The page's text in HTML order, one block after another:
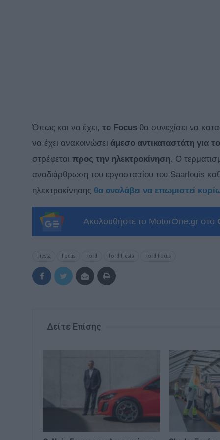
Όπως και να έχει, το Focus θα συνεχίσει να
να έχει ανακοινώσει άμεσο αντικαταστάτη για
στρέφεται προς την ηλεκτροκίνηση. Ο
αναδιάρθρωση του εργοστασίου του Saarlouis
ηλεκτροκίνησης θα αναλάβει να επωμιστεί
Ακολουθήστε το MotorOne.gr στο
Fiesta Focus Ford Ford Fiesta Ford Focus
Δείτε Επίσης